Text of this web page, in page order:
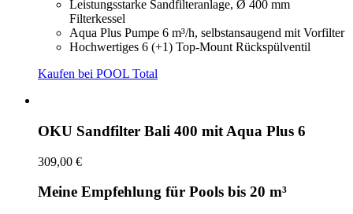
Leistungsstarke Sandfilteranlage, Ø 400 mm
Filterkessel
Aqua Plus Pumpe 6 m³/h, selbstansaugend mit Vorfilter
Hochwertiges 6 (+1) Top-Mount Rückspülventil
Kaufen bei POOL Total
OKU Sandfilter Bali 400 mit Aqua Plus 6
309,00 €
Meine Empfehlung für Pools bis 20 m³